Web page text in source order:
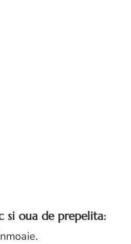
si oua de prepelita: